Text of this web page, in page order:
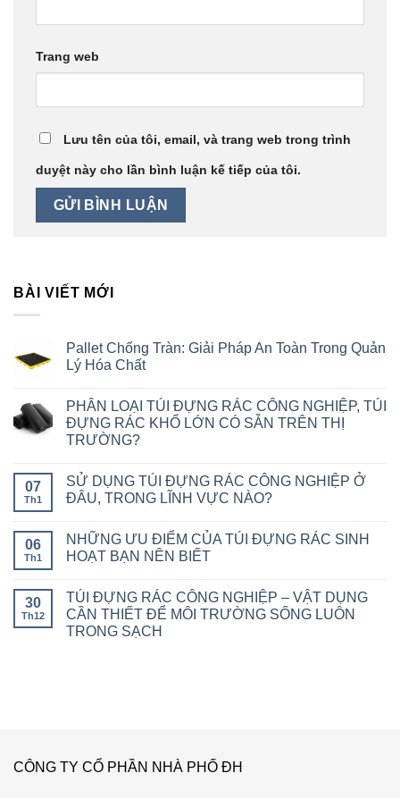
Trang web
Lưu tên của tôi, email, và trang web trong trình
duyệt này cho lần bình luận kế tiếp của tôi.
BÀI VIẾT MỚI
Pallet Chống Tràn: Giải Pháp An Toàn Trong Quản
Lý Hóa Chất
PHÂN LOẠI TÚI ĐỰNG RÁC CÔNG NGHIỆP, TÚI
ĐỰNG RÁC KHỔ LỚN CÓ SẴN TRÊN THỊ
TRƯỜNG?
07
Th1
SỬ DỤNG TÚI ĐỰNG RÁC CÔNG NGHIỆP Ở
ĐÂU, TRONG LĨNH VỰC NÀO?
06
Th1
NHỮNG ƯU ĐIỂM CỦA TÚI ĐỰNG RÁC SINH
HOẠT BẠN NÊN BIẾT
30
Th12
TÚI ĐỰNG RÁC CÔNG NGHIỆP – VẬT DỤNG
CẦN THIẾT ĐỂ MÔI TRƯỜNG SỐNG LUÔN
TRONG SẠCH
CÔNG TY CỔ PHẦN NHÀ PHỐ ĐH